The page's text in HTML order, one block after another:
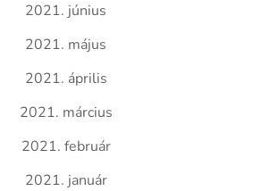
2021. június
2021. május
2021. április
2021. március
2021. február
2021. január